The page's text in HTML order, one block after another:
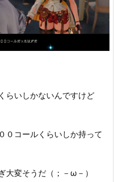
らいしかないんですけど
０コールくらいしか持って
大変そうだ（；－ω－）